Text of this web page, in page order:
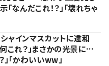
なんだこれ！？」「壊れちゃ
ャインマスカットに違和
これ？」まさかの光景に…
」「かわいいww」